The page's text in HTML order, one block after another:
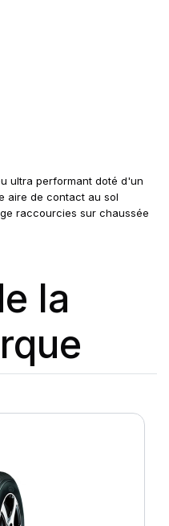
ultra performant doté d'un
aire de contact au sol
raccourcies sur chaussée
la